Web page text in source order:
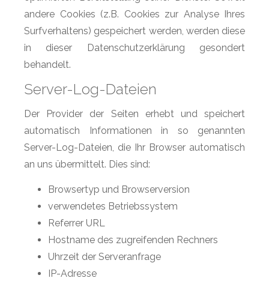
andere Cookies (z.B. Cookies zur Analyse Ihres
Surfverhaltens) gespeichert werden, werden diese
in dieser Datenschutzerklärung gesondert
behandelt.
Server-Log-Dateien
Der Provider der Seiten erhebt und speichert
automatisch Informationen in so genannten
Server-Log-Dateien, die Ihr Browser automatisch
an uns übermittelt. Dies sind:
Browsertyp und Browserversion
verwendetes Betriebssystem
Referrer URL
Hostname des zugreifenden Rechners
Uhrzeit der Serveranfrage
IP-Adresse